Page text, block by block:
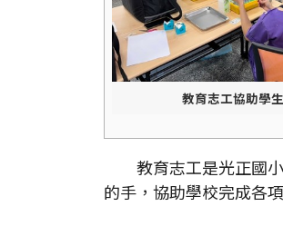
教育志工協助學
教育志工是光正國小
的手，協助學校完成各